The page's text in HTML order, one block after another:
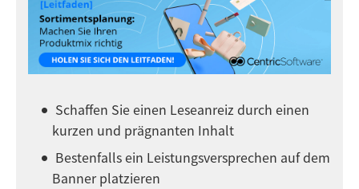
Schaffen Sie einen Leseanreiz durch einen
kurzen und prägnanten Inhalt
Bestenfalls ein Leistungsversprechen auf dem
Banner platzieren